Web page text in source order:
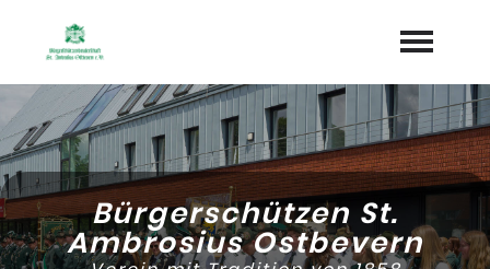
Startseite
Aktuelles
Termine
Bürgerschützen St.
Ambrosius Ostbevern